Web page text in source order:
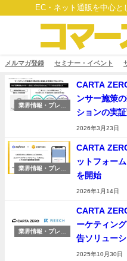
EC・ネット通販を中心と
メルマガ登録 セミナー・イベント
業界情報・プレス
CARTA
ンサー施策
ションの実
2026年3月23日
業界情報・プレス
CARTA
ットフォー
を開始
2026年1月14日
業界情報・プレス
CARTA
ーケティン
告ソリュー
2025年10月30日